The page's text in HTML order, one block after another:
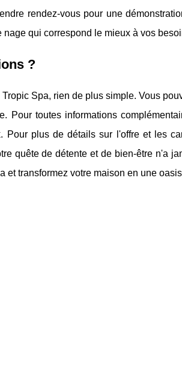
rendez-vous pour une
qui correspond le mieux à vos
?
Spa, rien de plus simple. Vous
Pour toutes informations
Pour plus de détails sur l'offre et les
quête de détente et de bien-être n'a
et transformez votre maison en une